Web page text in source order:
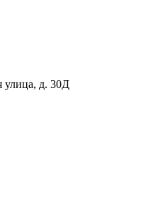
улица, д. 30Д